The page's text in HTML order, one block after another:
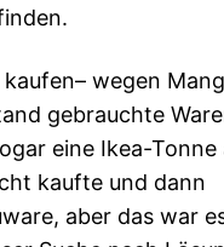
wegen
gebrauchte
eine Ikea-Tonne
kaufte und dann
aber das war